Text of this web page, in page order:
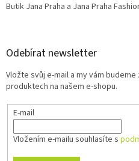
Butik Jana Praha a Jana Praha
Odebírat newsletter
Vložte svůj e-mail a my vám
produktech na našem e-shopu.
E-mail
Vložením e-mailu souhlasíte s